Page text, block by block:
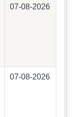
07-08-2026
07-08-2026